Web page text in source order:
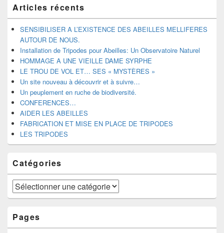
principale
de
widget
barre
latérale
Articles récents
SENSIBILISER A L’EXISTENCE DES ABEILLES MELLIFERES
AUTOUR DE NOUS.
Installation de Tripodes pour Abeilles: Un Observatoire Naturel
HOMMAGE A UNE VIEILLE DAME SYRPHE
LE TROU DE VOL ET… SES « MYSTÈRES »
Un site nouveau à découvrir et à suivre…
Un peuplement en ruche de biodiversité.
CONFERENCES…
AIDER LES ABEILLES
FABRICATION ET MISE EN PLACE DE TRIPODES
LES TRIPODES
Catégories
Catégories
Pages